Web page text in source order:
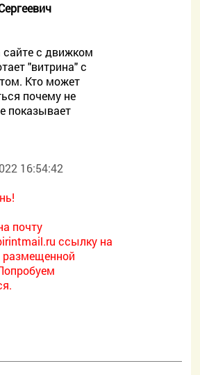
сайте с движком
"витрина" с
Кто может
почему не
показывает
16:54:42
почту
ссылку на
размещенной